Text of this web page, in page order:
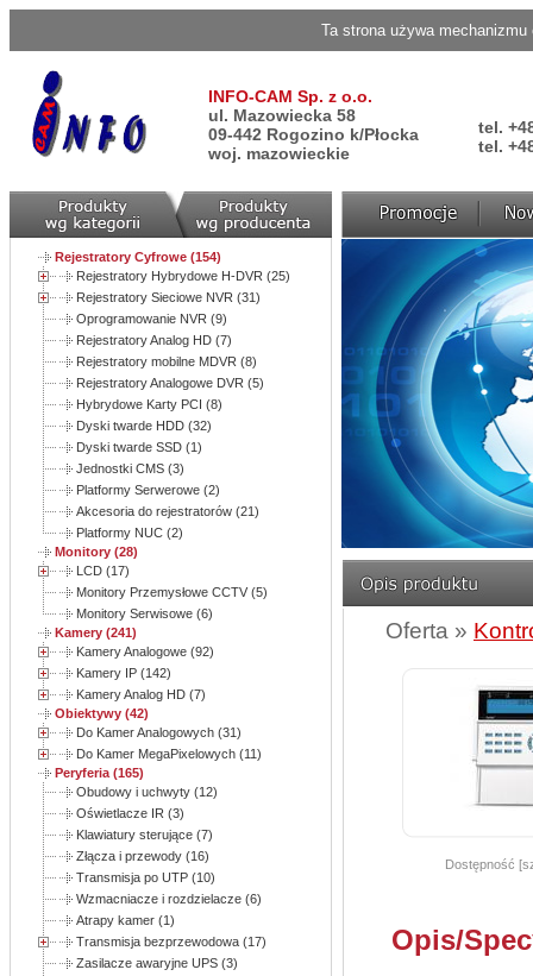
Ta strona używa
INFO-CAM Sp. z o.o.
ul. Mazowiecka 58
09-442 Rogozino k/Płocka
woj. mazowieckie
tel.
tel.
Rejestratory Cyfrowe (154)
Rejestratory Hybrydowe H-DVR (25)
Rejestratory Sieciowe NVR (31)
Oprogramowanie NVR (9)
Rejestratory Analog HD (7)
Rejestratory mobilne MDVR (8)
Rejestratory Analogowe DVR (5)
Hybrydowe Karty PCI (8)
Dyski twarde HDD (32)
Dyski twarde SSD (1)
Jednostki CMS (3)
Platformy Serwerowe (2)
Akcesoria do rejestratorów (21)
Platformy NUC (2)
Monitory (28)
LCD (17)
Monitory Przemysłowe CCTV (5)
Monitory Serwisowe (6)
Kamery (241)
Kamery Analogowe (92)
Kamery IP (142)
Kamery Analog HD (7)
Obiektywy (42)
Do Kamer Analogowych (31)
Do Kamer MegaPixelowych (11)
Peryferia (165)
Obudowy i uchwyty (12)
Oświetlacze IR (3)
Klawiatury sterujące (7)
Złącza i przewody (16)
Transmisja po UTP (10)
Wzmacniacze i rozdzielacze (6)
Atrapy kamer (1)
Transmisja bezprzewodowa (17)
Zasilacze awaryjne UPS (3)
Oferta »
Dostępność
Opis/